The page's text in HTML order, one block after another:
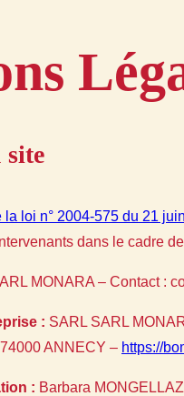
site
la loi n° 2004-575 du 21
dans le cadre
MONARA – Contact :
: SARL SARL
ANNECY – https://
: Barbara